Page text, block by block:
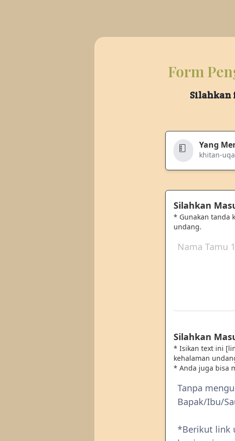
Form
Silahkan
Yang
khitan-
Silahkan
* Gunakan tanda
undang.
Silahkan
* Isikan text ini
kehalaman
* Anda juga bisa